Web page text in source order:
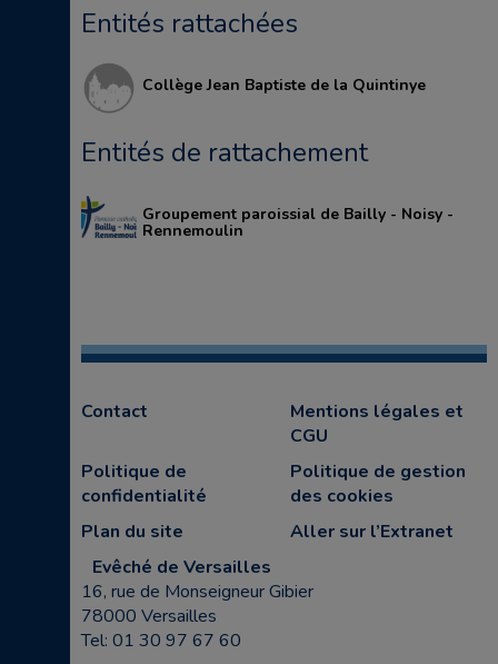
Entités rattachées
Collège Jean Baptiste de la Quintinye
Entités de rattachement
Groupement paroissial de Bailly - Noisy -
Rennemoulin
Contact
Mentions légales et
CGU
Politique de
confidentialité
Politique de gestion
des cookies
Plan du site
Aller sur l’Extranet
Evêché de Versailles
16, rue de Monseigneur Gibier
78000 Versailles
Tel: 01 30 97 67 60